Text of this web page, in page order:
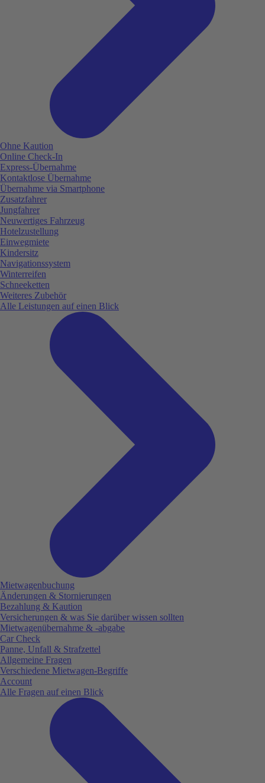
Ohne Kaution
Online Check-In
Express-Übernahme
Kontaktlose Übernahme
Übernahme via Smartphone
Zusatzfahrer
Jungfahrer
Neuwertiges Fahrzeug
Hotelzustellung
Einwegmiete
Kindersitz
Navigationssystem
Winterreifen
Schneeketten
Weiteres Zubehör
Alle Leistungen auf einen Blick
Mietwagenbuchung
Änderungen & Stornierungen
Bezahlung & Kaution
Versicherungen & was Sie darüber wissen sollten
Mietwagenübernahme & -abgabe
Car Check
Panne, Unfall & Strafzettel
Allgemeine Fragen
Verschiedene Mietwagen-Begriffe
Account
Alle Fragen auf einen Blick